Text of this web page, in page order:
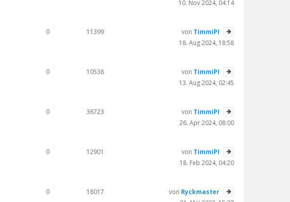
10. Nov 2024, 04:14
0 11399 von TimmiPI
18. Aug 2024, 18:58
0 10538 von TimmiPI
13. Aug 2024, 02:45
0 36723 von TimmiPI
26. Apr 2024, 08:00
0 12901 von TimmiPI
18. Feb 2024, 04:20
0 18017 von Ryckmaster